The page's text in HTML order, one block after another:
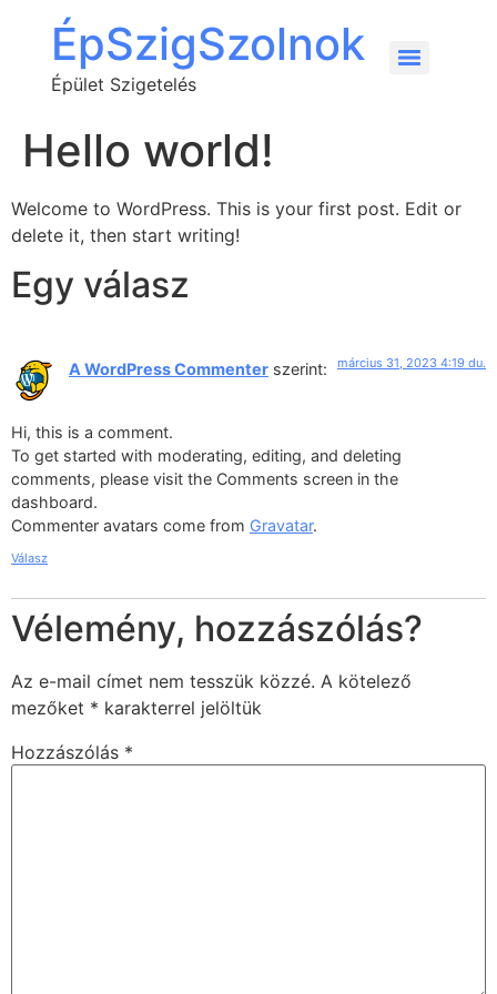
ÉpSzigSzolnok
Épület Szigetelés
Hello world!
Welcome to WordPress. This is your first post. Edit or
delete it, then start writing!
Egy válasz
A WordPress Commenter szerint: március 31, 2023 4:19 du.
Hi, this is a comment.
To get started with moderating, editing, and deleting
comments, please visit the Comments screen in the
dashboard.
Commenter avatars come from Gravatar.
Válasz
Vélemény, hozzászólás?
Az e-mail címet nem tesszük közzé. A kötelező
mezőket * karakterrel jelöltük
Hozzászólás *